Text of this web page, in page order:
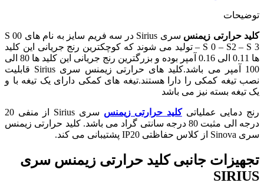
توضیحات
کلید حرارتی زیمنس
سری Sirius در سه فریم سایز به نام های S 00
– S 0 – S2 – S 3 تولید می شوند که کوچکترین رنج جریانی این کلید
ها 0.11 الی 0.16 آمپر بوده و بزرگترین رنج جریانی این کلید ها 80 الی
100 آمپر می باشد.کلید های حرارتی زیمنس سری Sirius قابلیت
نصب تیغه کمکی را دارا هستند.تیغه های کمکی دارای یک تیغه با و
یک تیغه بسته نیز می باشد
رنج دمایی عملیاتیکلید حرارتی زیمنس
سری Sirius از منفی 20
درجه الی مثبت 80 درجه سانتی گراد می باشد. کلید حرارتی زیمنس
سری Sinova از کلاس حفاظتی IP20 پشتیبانی می کند.
تجهیزات جانبی کلید حرارتی زیمنس سری
SIRIUS